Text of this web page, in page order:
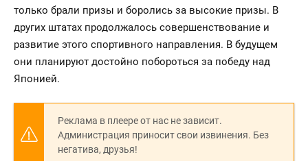
только брали призы и боролись за высокие призы. В
других штатах продолжалось совершенствование и
развитие этого спортивного направления. В будущем
они планируют достойно побороться за победу над
Японией.
Реклама в плеере от нас не зависит.
Администрация приносит свои извинения. Без
негатива, друзья!